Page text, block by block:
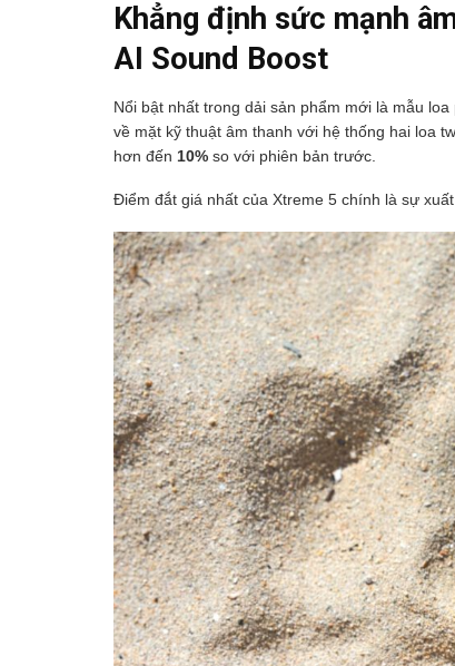
Khẳng định sức mạnh
AI Sound Boost
Nổi bật nhất trong dải sản phẩm mới là mẫu loa
về mặt kỹ thuật âm thanh với hệ thống hai loa
hơn đến 10% so với phiên bản trước.
Điểm đắt giá nhất của Xtreme 5 chính là sự